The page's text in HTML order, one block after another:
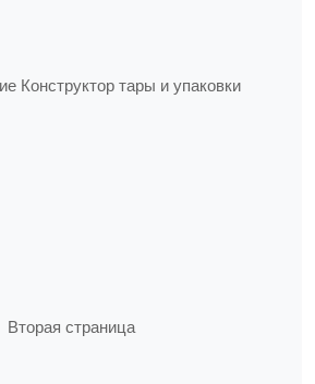
Конструктор тары и упаковки
Вторая страница